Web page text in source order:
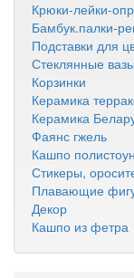
Крюки-лейки-
Бамбук.палки-
Подставки для
Стеклянные вазы
Корзинки
Керамика
Керамика
Фаянс гжель
Кашпо полистоун
Стикеры,
Плавающие
Декор
Кашпо из фетра